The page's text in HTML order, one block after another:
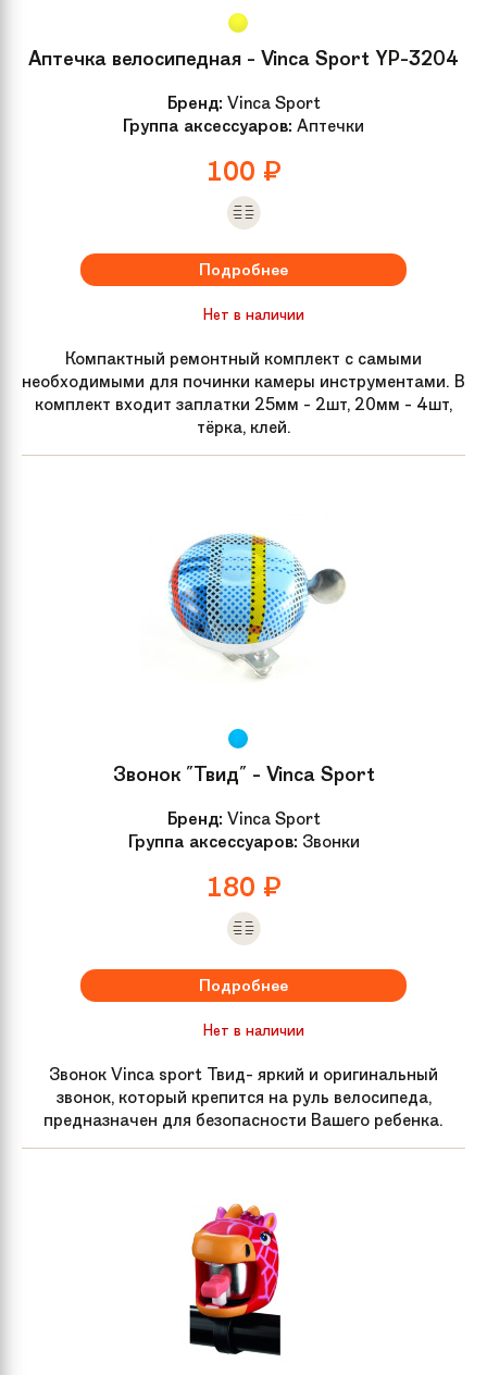
Аптечка велосипедная - Vinca Sport YP-3204
Бренд: Vinca Sport
Группа аксессуаров: Аптечки
100 ₽
Подробнее
Нет в наличии
Компактный ремонтный комплект с самыми
необходимыми для починки камеры инструментами. В
комплект входит заплатки 25мм - 2шт, 20мм - 4шт,
тёрка, клей.
Звонок "Твид" - Vinca Sport
Бренд: Vinca Sport
Группа аксессуаров: Звонки
180 ₽
Подробнее
Нет в наличии
Звонок Vinca sport Твид- яркий и оригинальный
звонок, который крепится на руль велосипеда,
предназначен для безопасности Вашего ребенка.